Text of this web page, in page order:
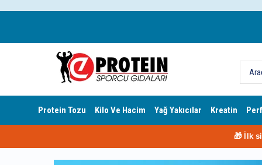
Protein Tozu Kilo Ve Hacim Yağ Yakıcılar Kreatin
🎁 İlk